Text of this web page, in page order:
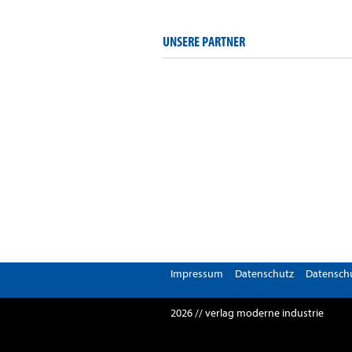
UNSERE PARTNER
Impressum Datenschutz
2026 // verlag moderne industrie